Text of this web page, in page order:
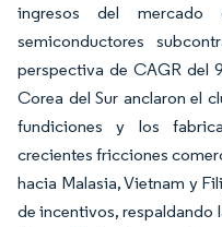
ingresos del
semiconductores
perspectiva de CAGR del
Corea del Sur anclaron el
fundiciones y los
crecientes fricciones
hacia Malasia, Vietnam y
de incentivos, respaldando